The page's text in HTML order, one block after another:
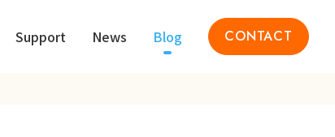
Support News Blog CONTACT